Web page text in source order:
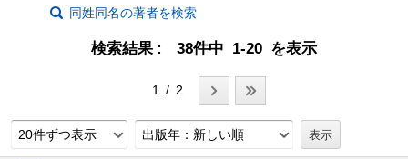
同姓同名の著者を検索
検索結果 38件中 1-20 を表示
1 / 2
20件ずつ表示 出版年：新しい順